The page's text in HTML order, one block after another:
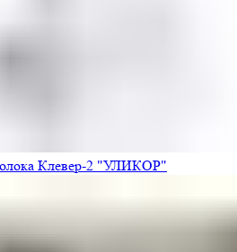
Клевер-2 "УЛИКОР"